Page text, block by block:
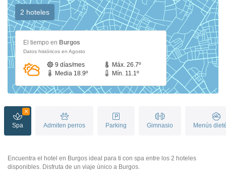
2 hoteles
El tiempo en Burgos
Datos históricos en Agosto
9 días/mes
Máx. 26.7º
Media 18.9º
Mín. 11.1º
Spa Admiten perros Parking Gimnasio Menús
Encuentra el hotel en Burgos ideal para ti con spa entre los 2 hoteles
disponibles. Disfruta de un viaje único a Burgos.